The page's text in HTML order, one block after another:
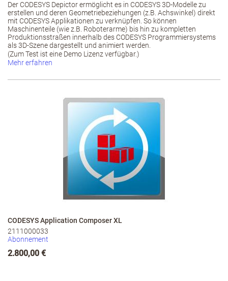
Der CODESYS Depictor ermöglicht es in CODESYS 3D-Modelle zu
erstellen und deren Geometriebeziehungen (z.B. Achswinkel) direkt
mit CODESYS Applikationen zu verknüpfen. So können
Maschinenteile (wie z.B. Roboterarme) bis hin zu kompletten
Produktionsstraßen innerhalb des CODESYS Programmiersystems
als 3D-Szene dargestellt und animiert werden.
(Zum Test ist eine Demo Lizenz verfügbar.)
Mehr erfahren
CODESYS Application Composer XL
2111000033
Abonnement
2.800,00 €